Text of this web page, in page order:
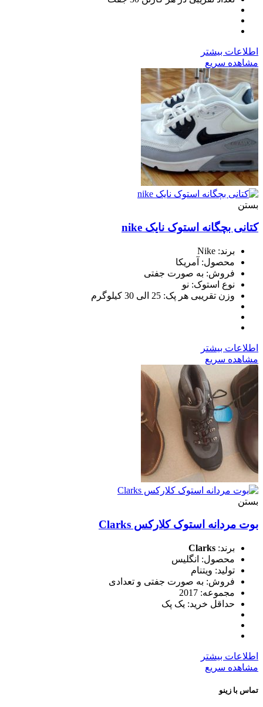
اطلاعات بیشتر
مشاهده سریع
بستن
کتانی بچگانه استوک نایک nike
برند: Nike
محصول: آمریکا
فروش: به صورت جفتی
نوع استوک: نو
وزن تقریبی هر پک: 25 الی 30 کیلوگرم
اطلاعات بیشتر
مشاهده سریع
بستن
بوت مردانه استوک کلارکس Clarks
برند:
محصول: انگلیس
تولید: ویتنام
فروش: به صورت جفتی و تعدادی
مجموعه: 2017
حداقل خرید: یک پک
اطلاعات بیشتر
مشاهده سریع
تماس با زینو